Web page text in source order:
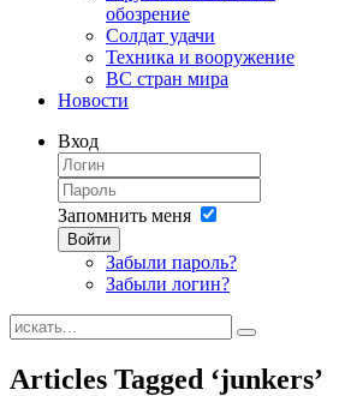
обозрение
Солдат удачи
Техника и вооружение
ВС стран мира
Новости
Вход
Запомнить меня
Войти
Забыли пароль?
Забыли логин?
Articles Tagged ‘junkers’